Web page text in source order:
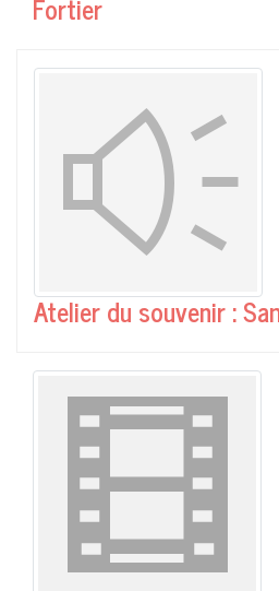
Fortier
Atelier du souvenir :